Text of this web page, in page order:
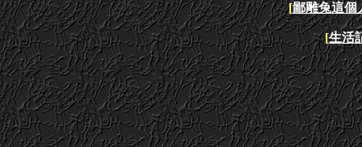
[鄙雕兔這個
[生活